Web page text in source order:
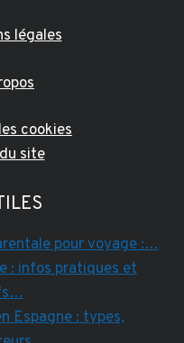
légales
cookies
site
pour voyage :…
: infos pratiques et
Espagne : types,